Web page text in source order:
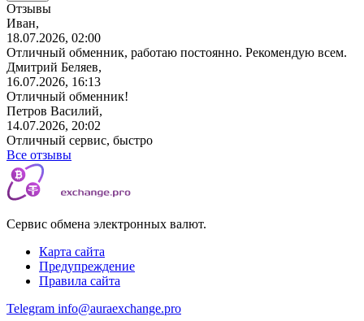
Отзывы
Иван,
18.07.2026, 02:00
Отличный обменник, работаю постоянно. Рекомендую всем.
Дмитрий Беляев,
16.07.2026, 16:13
Отличный обменник!
Петров Василий,
14.07.2026, 20:02
Отличный сервис, быстро
Все отзывы
Сервис обмена электронных валют.
Карта сайта
Предупреждение
Правила сайта
Telegram info@auraexchange.pro